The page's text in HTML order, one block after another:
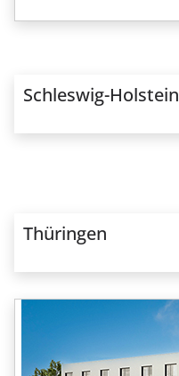
Schleswig-Holstein
Thüringen